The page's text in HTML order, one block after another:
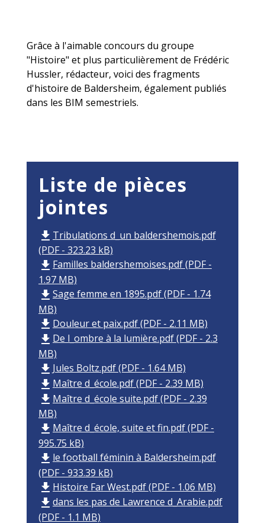
Grâce à l'aimable concours du groupe
"Histoire" et plus particulièrement de Frédéric
Hussler, rédacteur, voici des fragments
d'histoire de Baldersheim, également publiés
dans les BIM semestriels.
Liste de pièces
jointes
file_download Tribulations d_un baldershemois.pdf
(PDF - 323.23 kB)
file_download Familles baldershemoises.pdf (PDF -
1.97 MB)
file_download Sage femme en 1895.pdf (PDF - 1.74
MB)
file_download Douleur et paix.pdf (PDF - 2.11 MB)
file_download De l_ombre à la lumière.pdf (PDF - 2.3
MB)
file_downloadJules Boltz.pdf (PDF - 1.64 MB)
file_download Maître d_école.pdf (PDF - 2.39 MB)
file_download Maître d_école suite.pdf (PDF - 2.39
MB)
file_download Maître d_école, suite et fin.pdf (PDF -
995.75 kB)
file_download le football féminin à Baldersheim.pdf
(PDF - 933.39 kB)
file_download Histoire Far West.pdf (PDF - 1.06 MB)
file_download dans les pas de Lawrence d_Arabie.pdf
(PDF - 1.1 MB)